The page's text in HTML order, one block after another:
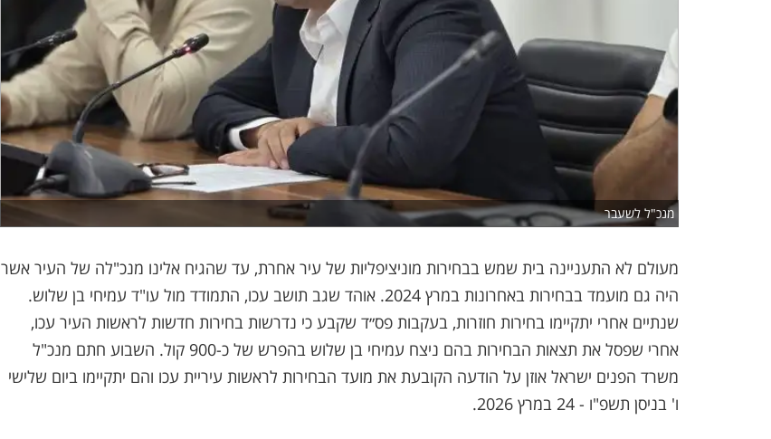
מנכ"ל לשעבר
מעולם לא התעניינה בית שמש בבחירות מוניציפליות של עיר אחרת, עד שהגיח אלינו מנכ"לה של העיר אשר
היה גם מועמד בבחירות באחרונות במרץ 2024. אוהד שגב תושב עכו, התמודד מול עו"ד עמיחי בן שלוש.
שנתיים אחרי יתקיימו בחירות חוזרות, בעקבות פס״ד שקבע כי נדרשות בחירות חדשות לראשות העיר עכו,
אחרי שפסל את תצאות הבחירות בהם ניצח עמיחי בן שלוש בהפרש של כ-900 קול. השבוע חתם מנכ"ל
משרד הפנים ישראל אוזן על הודעה הקובעת את מועד הבחירות לראשות עיריית עכו והם יתקיימו ביום שלישי
ו' בניסן תשפ"ו - 24 במרץ 2026.